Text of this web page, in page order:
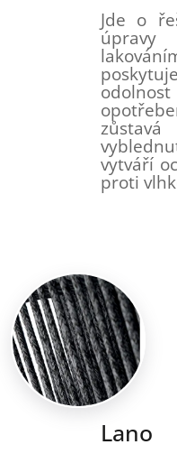
Jde o
vytváří
proti
Lano